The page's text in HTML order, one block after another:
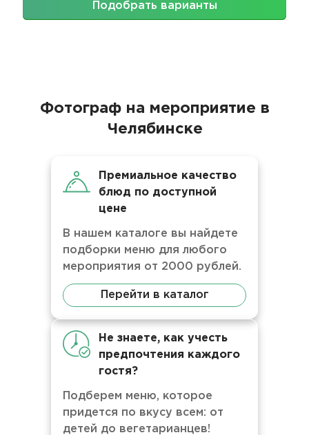
Подобрать варианты
Фотограф на мероприятие в
Челябинске
Премиальное качество
блюд по доступной
цене
В нашем каталоге вы найдете
подборки меню для любого
мероприятия от 2000 рублей.
Перейти в каталог
Не знаете, как учесть
предпочтения каждого
гостя?
Подберем меню, которое
придется по вкусу всем: от
детей до вегетарианцев!